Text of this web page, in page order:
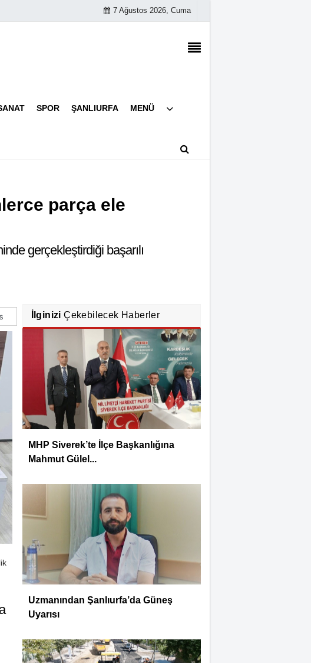
7 Ağustos 2026, Cuma
SPOR ŞANLIURFA MENÜ
İletişim
parça ele
gerçekleştirdiği başarılı
İlginizi Çekebilecek Haberler
MHP Siverek’te İlçe Başkanlığına
Mahmut Gülel...
Uzmanından Şanlıurfa’da Güneş
Uyarısı